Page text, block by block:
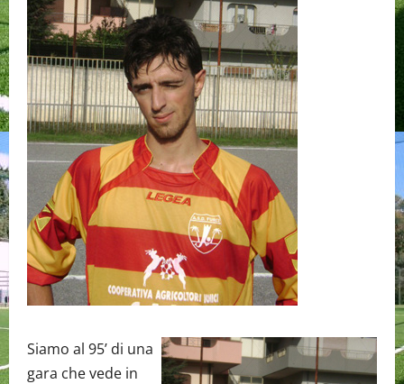
Siamo al 95’ di una
gara che vede in